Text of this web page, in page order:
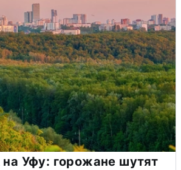
Уфу: горожане шутят